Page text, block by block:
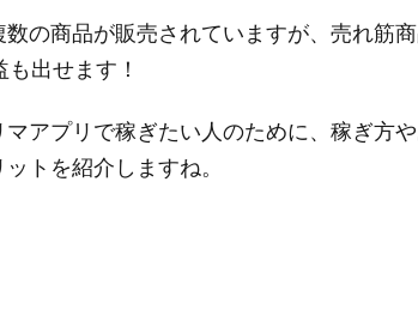
数の商品が販売されていますが、売れ筋
出せます！
アプリで稼ぎたい人のために、稼ぎ方
トを紹介しますね。